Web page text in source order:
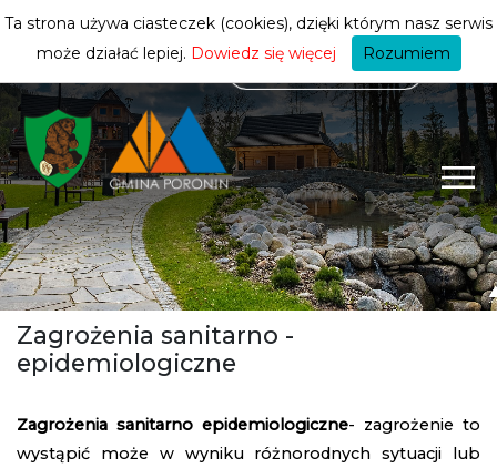
mieszkańca
Zagrożenia sanitarno -
epidemiologiczne
Zagrożenia sanitarno epidemiologiczne- zagrożenie to
wystąpić może w wyniku różnorodnych sytuacji lub
Ta strona używa ciasteczek (cookies), dzięki którym nasz serwis
może działać lepiej. Dowiedz się więcej Rozumiem